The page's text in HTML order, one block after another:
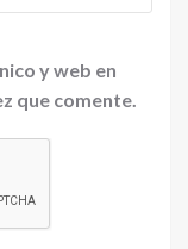
y web en
que comente.